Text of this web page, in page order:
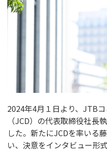
2024年4月１日より、JTB
（JCD）の代表取締役社長
した。新たにJCDを率いる
い、決意をインタビュー形